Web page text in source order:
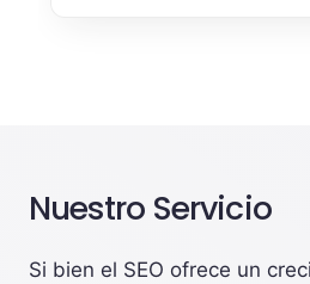
Nuestro Servicio
Si bien el SEO ofrece un